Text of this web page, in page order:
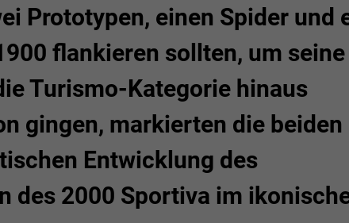
Prototypen, einen Spider und
flankieren sollten, um seine
Turismo-Kategorie hinaus
gingen, markierten die beiden
Entwicklung des
des 2000 Sportiva im